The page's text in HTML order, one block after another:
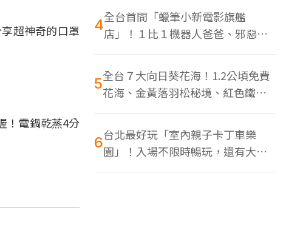
超神奇的口罩
！電鍋乾蒸4分
4全台首間「蠟筆小新電影旗艦
店」！１比１機器人爸爸、邪惡正
男，百款周邊買翻
5全台７大向日葵花海！1.2公頃免費
花海、金黃落羽松秘境、紅色鐵橋
同框
6台北最好玩「室內親子卡丁車樂
園」！入場不限時暢玩，還有大螢
幕Switch遊戲區